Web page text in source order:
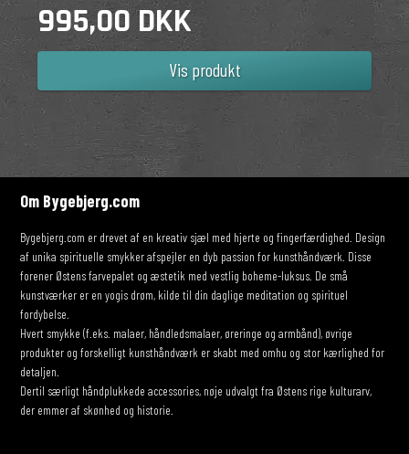
995,00 DKK
Vis produkt
Om Bygebjerg.com
Bygebjerg.com er drevet af en kreativ sjæl med hjerte og fingerfærdighed. Design
af unika spirituelle smykker afspejler en dyb passion for kunsthåndværk. Disse
forener Østens farvepalet og æstetik med vestlig boheme-luksus. De små
kunstværker er en yogis drøm, kilde til din daglige meditation og spirituel
fordybelse.
Hvert smykke (f.eks. malaer, håndledsmalaer, øreringe og armbånd), øvrige
produkter og forskelligt kunsthåndværk er skabt med omhu og stor kærlighed for
detaljen.
Dertil særligt håndplukkede accessories, nøje udvalgt fra Østens rige kulturarv,
der emmer af skønhed og historie.